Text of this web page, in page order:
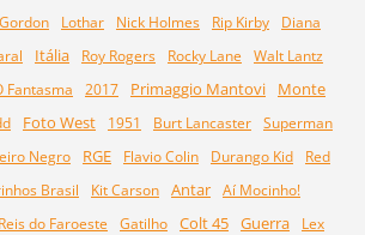
Lothar Nick Holmes Rip Kirby
Diana
Itália Roy Rogers Rocky Lane
Walt Lantz
Fantasma 2017 Primaggio Mantovi
Monte
Foto West 1951 Burt Lancaster Superman
Negro RGE Flavio Colin Durango Kid
Red
Brasil Kit Carson Antar Aí Mocinho!
Reis do Faroeste Gatilho Colt 45 Guerra
Lex